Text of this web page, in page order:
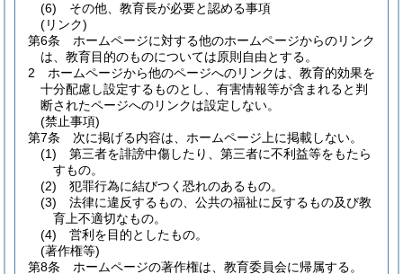
(6)
その他、教育長が必要と認める事項
(リンク)
第6条
ホームページに対する他のホームページからのリンク
は、教育目的のものについては原則自由とする。
2
ホームページから他のページへのリンクは、教育的効果を
十分配慮し設定するものとし、有害情報等が含まれると判
断されたページへのリンクは設定しない。
(禁止事項)
第7条
次に掲げる内容は、ホームページ上に掲載しない。
(1)
第三者を誹謗中傷したり、第三者に不利益等をもたら
すもの。
(2)
犯罪行為に結びつく恐れのあるもの。
(3)
法律に違反するもの、公共の福祉に反するもの及び教
育上不適切なもの。
(4)
営利を目的としたもの。
(著作権等)
第8条
ホームページの著作権は、教育委員会に帰属する。